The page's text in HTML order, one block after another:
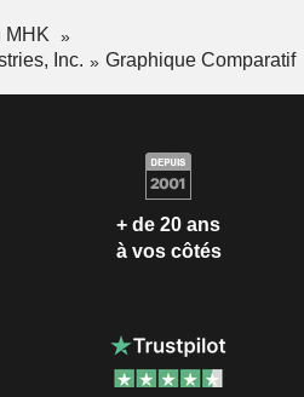
MHK
Inc.
Graphique Comparatif
+ de 20 ans
à vos côtés